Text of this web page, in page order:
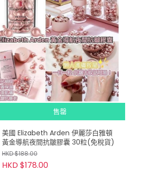
售罄
美國 Elizabeth Arden 伊麗莎白雅頓
黃金導航夜間抗皺膠囊 30粒(免稅貨)
HKD $188.00
HKD $178.00